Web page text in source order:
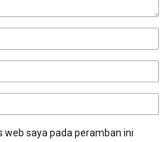
web saya pada peramban ini